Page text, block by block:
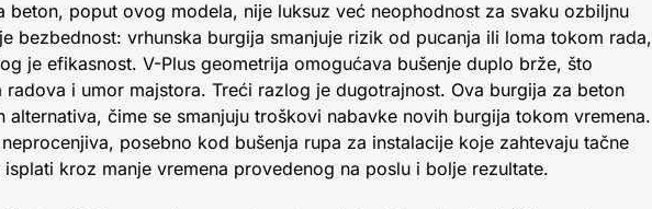
beton, poput ovog modela, nije luksuz već neophodnost za svaku ozbiljnu
bezbednost: vrhunska burgija smanjuje rizik od pucanja ili loma tokom rada,
je efikasnost. V-Plus geometrija omogućava bušenje duplo brže, što
i umor majstora. Treći razlog je dugotrajnost. Ova burgija za beton
alternativa, čime se smanjuju troškovi nabavke novih burgija tokom vremena.
posebno kod bušenja rupa za instalacije koje zahtevaju tačne
kroz manje vremena provedenog na poslu i bolje rezultate.